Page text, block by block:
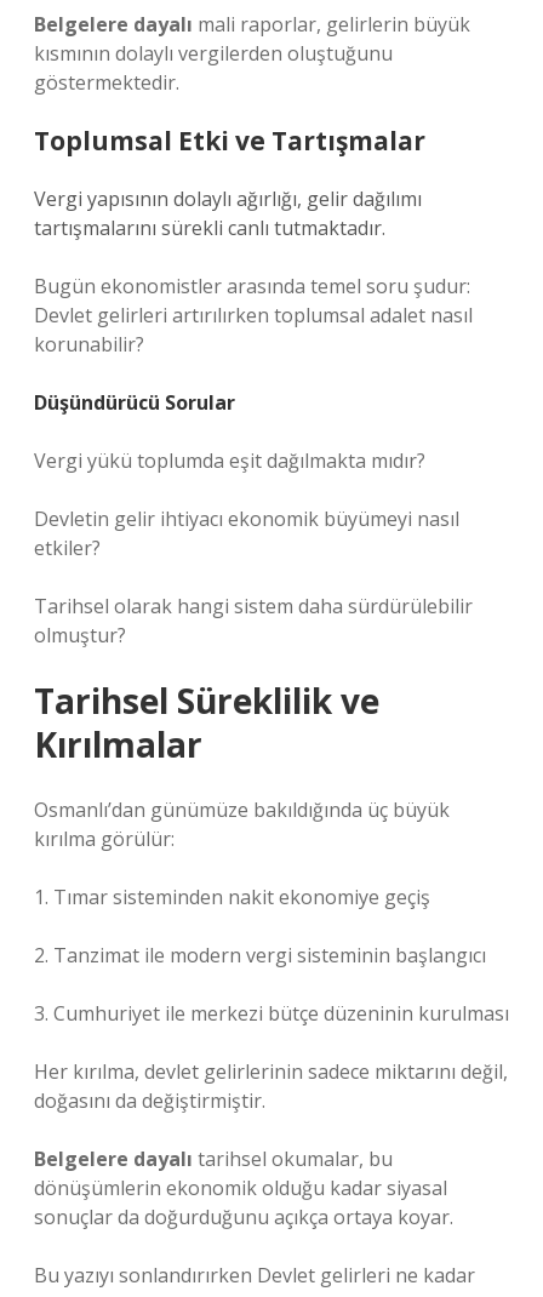
Belgelere dayalı mali raporlar, gelirlerin büyük
kısmının dolaylı vergilerden oluştuğunu
göstermektedir.
Toplumsal Etki ve Tartışmalar
Vergi yapısının dolaylı ağırlığı, gelir dağılımı
tartışmalarını sürekli canlı tutmaktadır.
Bugün ekonomistler arasında temel soru şudur:
Devlet gelirleri artırılırken toplumsal adalet nasıl
korunabilir?
Düşündürücü Sorular
Vergi yükü toplumda eşit dağılmakta mıdır?
Devletin gelir ihtiyacı ekonomik büyümeyi nasıl
etkiler?
Tarihsel olarak hangi sistem daha sürdürülebilir
olmuştur?
Tarihsel Süreklilik ve
Kırılmalar
Osmanlı’dan günümüze bakıldığında üç büyük
kırılma görülür:
1. Tımar sisteminden nakit ekonomiye geçiş
2. Tanzimat ile modern vergi sisteminin başlangıcı
3. Cumhuriyet ile merkezi bütçe düzeninin kurulması
Her kırılma, devlet gelirlerinin sadece miktarını değil,
doğasını da değiştirmiştir.
Belgelere dayalı tarihsel okumalar, bu
dönüşümlerin ekonomik olduğu kadar siyasal
sonuçlar da doğurduğunu açıkça ortaya koyar.
Bu yazıyı sonlandırırken Devlet gelirleri ne kadar